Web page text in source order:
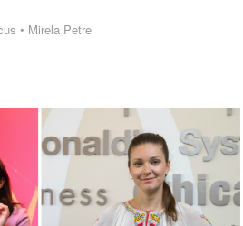
• Mirela Petre